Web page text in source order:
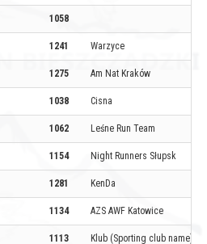
1058
1241 Warzyce
1275 Am Nat Kraków
1038 Cisna
1062 Leśne Run Team
1154 Night Runners Słupsk
1281 KenDa
1134 AZS AWF Katowice
1113 Klub (Sporting club name)